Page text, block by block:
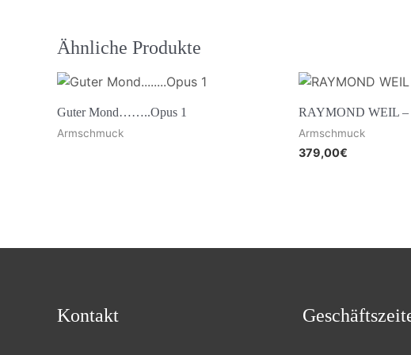
Ähnliche Produkte
Guter Mond……..Opus 1
Armschmuck
RAYMOND WEIL –
Armschmuck
379,00€
Kontakt